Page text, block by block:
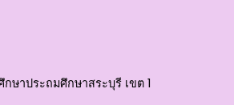
ษาประถมศึกษาสระบุรี เขต 1